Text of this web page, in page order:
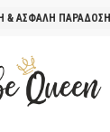
& ΑΣΦΑΛΗ ΠΑΡΑΔΟΣΗ